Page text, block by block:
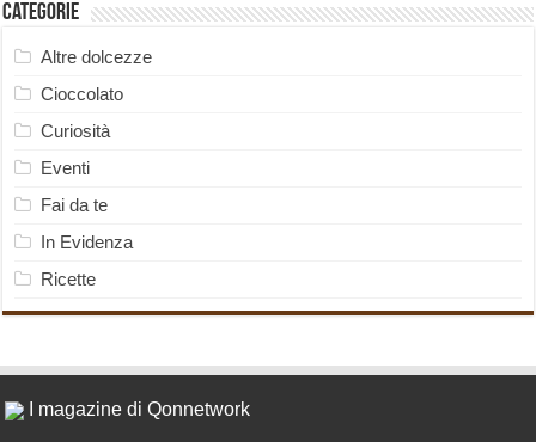
Categorie
Altre dolcezze
Cioccolato
Curiosità
Eventi
Fai da te
In Evidenza
Ricette
I magazine di Qonnetwork